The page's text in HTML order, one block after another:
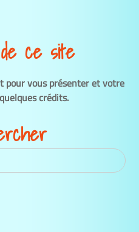
ce site
pour vous présenter et votre
crédits.